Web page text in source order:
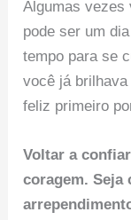
Algumas vezes
pode ser um
tempo para se
você já
feliz primeiro
Voltar a
coragem. Seja